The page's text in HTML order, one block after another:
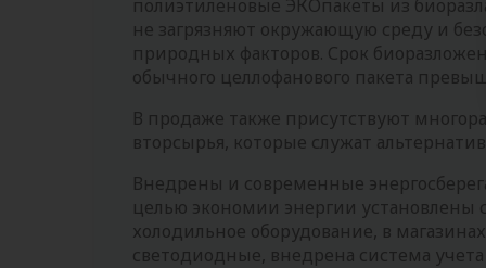
полиэтиленовые ЭКОпакеты из
не загрязняют окружающую среду и
природных факторов. Срок
обычного целлофанового пакета
В продаже также присутствуют
вторсырья, которые служат
Внедрены и современные
целью экономии энергии установлены
холодильное оборудование, в
светодиодные, внедрена система